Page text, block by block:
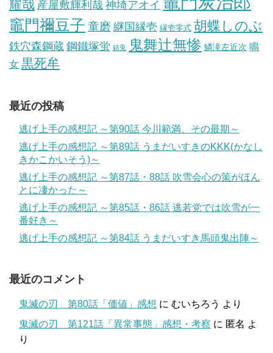
耀哉 産屋敷輝利哉 神埼アオイ
竈門禰豆子 童磨 継国縁壱 縁壱零式 胡蝶しのぶ
鉄穴森鋼蔵 鋼鐵塚蛍 錆兎 鬼舞辻無惨 鱗滝左近次 鳴
女 黒死牟
最近の投稿
逃げ上手の感想記 ～第90話 今川範満、その最期～
逃げ上手の感想記 ～第89話 うまだいすきのKKK(かなし
きかこかいそう)～
逃げ上手の感想記 ～第87話・88話 吹雪会心の策がほん
とに凄かった～
逃げ上手の感想記 ～第85話・86話 逃若党では吹雪が一
番好き～
逃げ上手の感想記 ～第84話 うまだいすき馬頭鬼出陣～
最近のコメント
鬼滅の刃 第80話「価値」感想 に むいちろう より
鬼滅の刃 第121話「異常事態」感想・考察 に 匿名 よ
り